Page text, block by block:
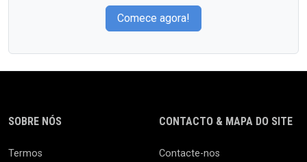
Comece agora!
SOBRE NÓS
Termos
CONTACTO & MAPA DO SITE
Contacte-nos